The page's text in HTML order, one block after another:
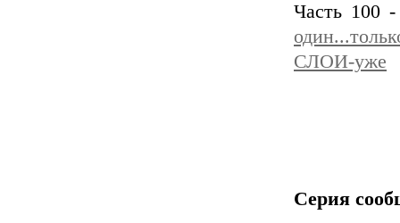
Часть 100
СЛОИ-уже
Серия